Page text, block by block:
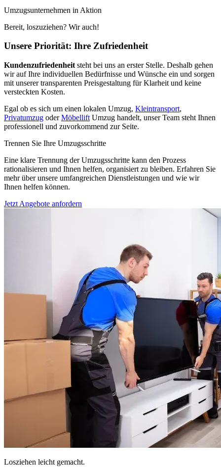
Umzugsunternehmen in Aktion
Bereit, loszuziehen? Wir auch!
Unsere Priorität: Ihre Zufriedenheit
Kundenzufriedenheit steht bei uns an erster Stelle. Deshalb gehen
wir auf Ihre individuellen Bedürfnisse und Wünsche ein und sorgen
mit unserer transparenten Preisgestaltung für Klarheit und keine
versteckten Kosten.
Egal ob es sich um einen lokalen Umzug, Kleintransport,
Privatumzug oderMöbellift Umzug handelt, unser Team steht Ihnen
professionell und zuvorkommend zur Seite.
Trennen Sie Ihre Umzugsschritte
Eine klare Trennung der Umzugsschritte kann den Prozess
rationalisieren und Ihnen helfen, organisiert zu bleiben. Erfahren Sie
mehr über unsere umfangreichen Dienstleistungen und wie wir
Ihnen helfen können.
Jetzt Angebote anfordern
Losziehen leicht gemacht.